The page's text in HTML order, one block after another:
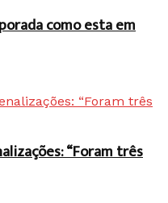
como esta em
“Foram três